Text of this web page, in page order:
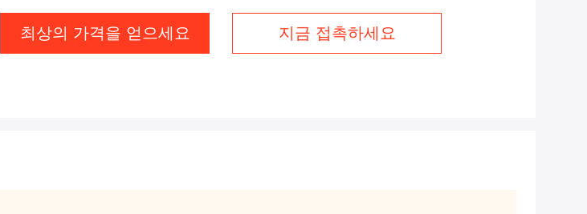
최상의 가격을 얻으세요 지금 접촉하세요